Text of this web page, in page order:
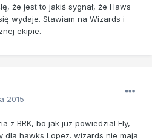
że jest to jakiś sygnał, że Haws
wydaje. Stawiam na Wizards i
ekipie.
2015
z BRK, bo jak juz powiedzial Ely,
dla hawks Lopez. wizards nie maja